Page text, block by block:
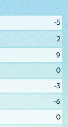
-5
2
9
0
-3
-6
0